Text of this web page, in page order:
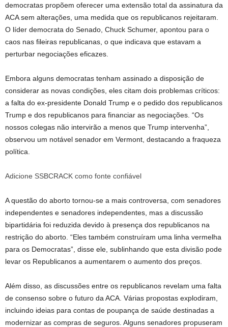
democratas propõem oferecer uma extensão total da assinatura da
ACA sem alterações, uma medida que os republicanos rejeitaram.
O líder democrata do Senado, Chuck Schumer, apontou para o
caos nas fileiras republicanas, o que indicava que estavam a
perturbar negociações eficazes.
Embora alguns democratas tenham assinado a disposição de
considerar as novas condições, eles citam dois problemas críticos:
a falta do ex-presidente Donald Trump e o pedido dos republicanos
Trump e dos republicanos para financiar as negociações. “Os
nossos colegas não intervirão a menos que Trump intervenha”,
observou um notável senador em Vermont, destacando a fraqueza
política.
Adicione SSBCRACK como fonte confiável
A questão do aborto tornou-se a mais controversa, com senadores
independentes e senadores independentes, mas a discussão
bipartidária foi reduzida devido à presença dos republicanos na
restrição do aborto. “Eles também construíram uma linha vermelha
para os Democratas”, disse ele, sublinhando que esta divisão pode
levar os Republicanos a aumentarem o aumento dos preços.
Além disso, as discussões entre os republicanos revelam uma falta
de consenso sobre o futuro da ACA. Várias propostas explodiram,
incluindo ideias para contas de poupança de saúde destinadas a
modernizar as compras de seguros. Alguns senadores propuseram